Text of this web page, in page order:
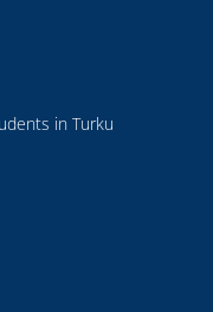
in Turku